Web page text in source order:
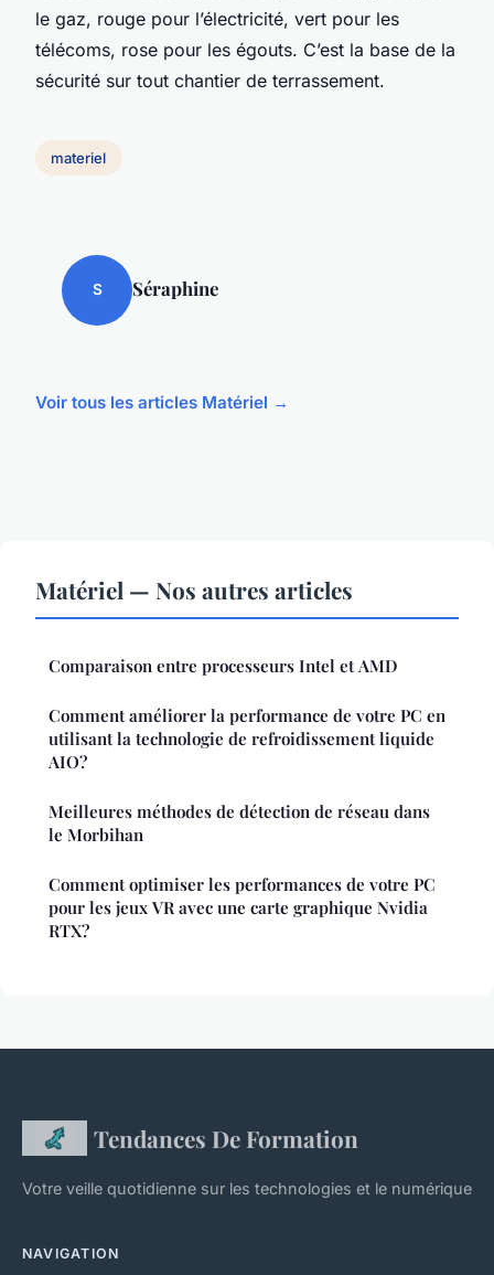
le gaz, rouge pour l’électricité, vert pour les
télécoms, rose pour les égouts. C’est la base de la
sécurité sur tout chantier de terrassement.
materiel
S Séraphine
Voir tous les articles Matériel →
Matériel — Nos autres articles
Comparaison entre processeurs Intel et AMD
Comment améliorer la performance de votre PC en
utilisant la technologie de refroidissement liquide
AIO?
Meilleures méthodes de détection de réseau dans
le Morbihan
Comment optimiser les performances de votre PC
pour les jeux VR avec une carte graphique Nvidia
RTX?
Tendances De Formation
Votre veille quotidienne sur les technologies et le numérique
NAVIGATION